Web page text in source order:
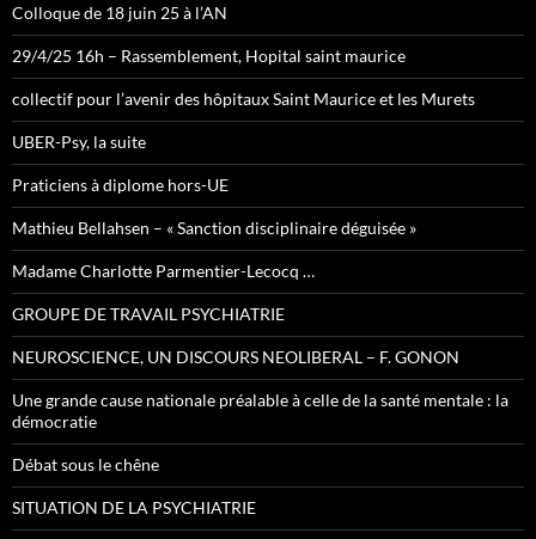
Colloque de 18 juin 25 à l’AN
29/4/25 16h – Rassemblement, Hopital saint maurice
collectif pour l’avenir des hôpitaux Saint Maurice et les Murets
UBER-Psy, la suite
Praticiens à diplome hors-UE
Mathieu Bellahsen – « Sanction disciplinaire déguisée »
Madame Charlotte Parmentier-Lecocq …
GROUPE DE TRAVAIL PSYCHIATRIE
NEUROSCIENCE, UN DISCOURS NEOLIBERAL – F. GONON
Une grande cause nationale préalable à celle de la santé mentale : la
démocratie
Débat sous le chêne
SITUATION DE LA PSYCHIATRIE